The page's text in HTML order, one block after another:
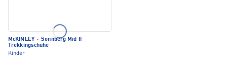
McKINLEY · Sonnberg Mid II
Trekkingschuhe
Kinder